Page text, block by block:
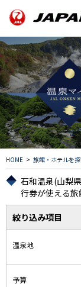
HOME > 旅館・ホテルを
石和温泉(山梨
行券が使える
絞り込み項目
温泉地
予算